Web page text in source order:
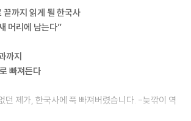
연 발걸음」중에서
딪히며 가파른 물살에 휩쓸려 침몰했지. 뒤에서
척의 일본 배들은 겁에 질려 접근하지 못하다가
투가 바로 명량 해전이야.
극적인 역전승」중에서
끝까지 읽게 될 한국사
머리에 남는다”
까지
빠져든다
제가, 한국사에 푹 빠져버렸습니다. -늦깎이 역